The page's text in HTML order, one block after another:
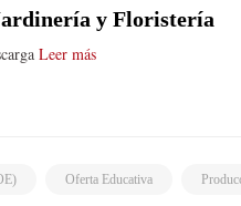
y Floristería
Leer más
Oferta Educativa